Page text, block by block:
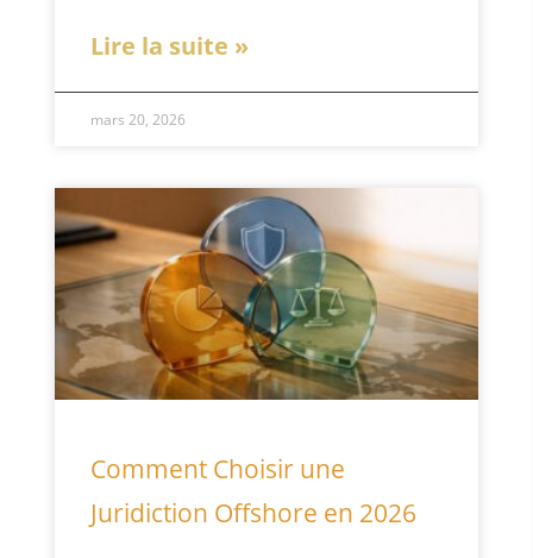
Lire la suite »
mars 20, 2026
Comment Choisir une
Juridiction Offshore en 2026